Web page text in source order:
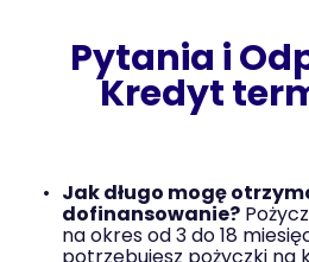
Pytania i
Kredyt
Jak długo mogę
dofinansowanie?
na okres od 3 do 18